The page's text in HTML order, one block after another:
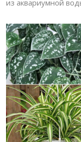
из аквариумной